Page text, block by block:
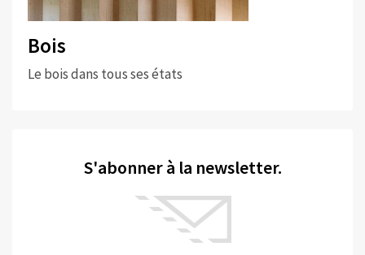
Bois
Le bois dans tous ses états
S'abonner à la newsletter.